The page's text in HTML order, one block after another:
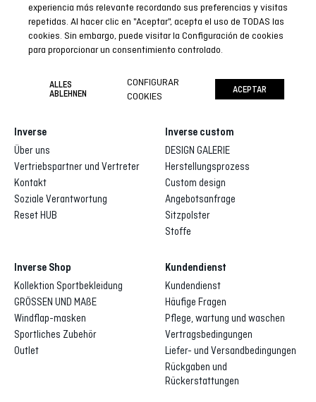
Abonnieren Sie unseren Newsletter
Seien Sie der Erste, der alle unsere Neuigkeiten, Berichte und
Sonderaktionen erfährt.
Inverse
Über uns
Vertriebspartner und Vertreter
Kontakt
Soziale Verantwortung
Reset HUB
Inverse custom
DESIGN GALERIE
Herstellungsprozess
Custom design
Angebotsanfrage
Sitzpolster
Stoffe
Inverse Shop
Kollektion Sportbekleidung
GRÖSSEN UND MAßE
Windflap-masken
Sportliches Zubehör
Outlet
Kundendienst
Kundendienst
Häufige Fragen
Pflege, wartung und waschen
Vertragsbedingungen
Liefer- und Versandbedingungen
Rückgaben und
Rückerstattungen
experiencia más relevante recordando sus preferencias y visitas
repetidas. Al hacer clic en "Aceptar", acepta el uso de TODAS las
cookies. Sin embargo, puede visitar la Configuración de cookies
para proporcionar un consentimiento controlado.
ALLES
ABLEHNEN
CONFIGURAR
COOKIES
ACEPTAR